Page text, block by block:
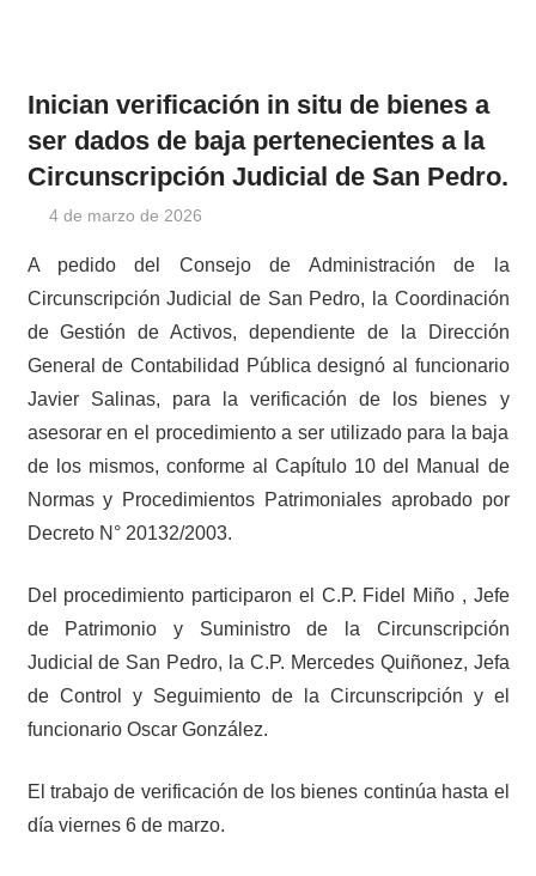
Inician verificación in situ de bienes a
ser dados de baja pertenecientes a la
Circunscripción Judicial de San Pedro.
4 de marzo de 2026
A pedido del Consejo de Administración de la
Circunscripción Judicial de San Pedro, la Coordinación
de Gestión de Activos, dependiente de la Dirección
General de Contabilidad Pública designó al funcionario
Javier Salinas, para la verificación de los bienes y
asesorar en el procedimiento a ser utilizado para la baja
de los mismos, conforme al Capítulo 10 del Manual de
Normas y Procedimientos Patrimoniales aprobado por
Decreto N° 20132/2003.
Del procedimiento participaron el C.P. Fidel Miño , Jefe
de Patrimonio y Suministro de la Circunscripción
Judicial de San Pedro, la C.P. Mercedes Quiñonez, Jefa
de Control y Seguimiento de la Circunscripción y el
funcionario Oscar González.
El trabajo de verificación de los bienes continúa hasta el
día viernes 6 de marzo.